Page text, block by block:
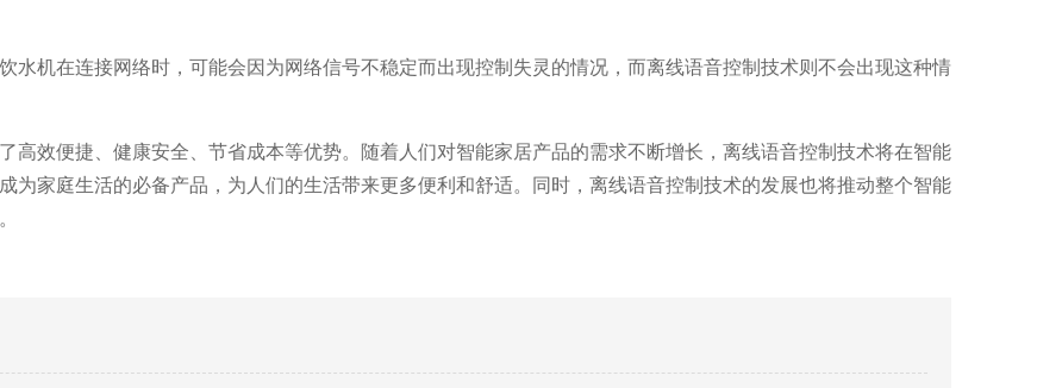
水机在连接网络时，可能会因为网络信号不稳定而出现控制失灵的情况，而离线语音控制技术则不会出现这种情
高效便捷、健康安全、节省成本等优势。随着人们对智能家居产品的需求不断增长，离线语音控制技术将在智能
为家庭生活的必备产品，为人们的生活带来更多便利和舒适。同时，离线语音控制技术的发展也将推动整个智能